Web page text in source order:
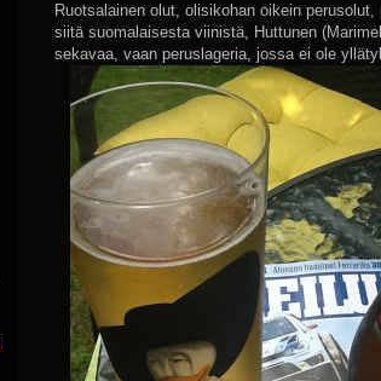
Ruotsalainen olut, olisikohan oikein
siitä suomalaisesta viinistä, Huttunen
sekavaa, vaan peruslageria, jossa ei ole